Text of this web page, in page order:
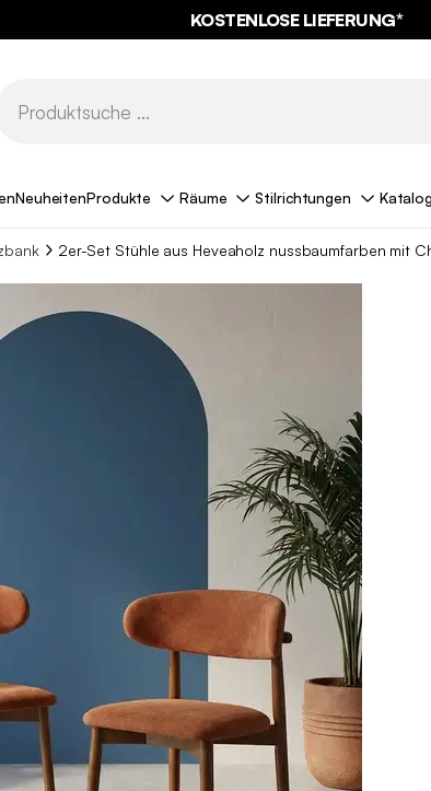
KOSTENLOSE LIEFERUNG*
NeuheitenProdukte Räume Stilrichtungen Katalog
2er-Set Stühle aus Heveaholz nussbaumfarben mit